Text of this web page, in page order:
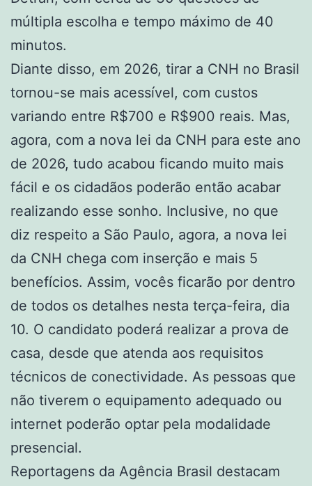
múltipla escolha e tempo máximo de 40
minutos.
Diante disso, em 2026, tirar a CNH no Brasil
tornou-se mais acessível, com custos
variando entre R$700 e R$900 reais. Mas,
agora, com a nova lei da CNH para este ano
de 2026, tudo acabou ficando muito mais
fácil e os cidadãos poderão então acabar
realizando esse sonho. Inclusive, no que
diz respeito a São Paulo, agora, a nova lei
da CNH chega com inserção e mais 5
benefícios. Assim, vocês ficarão por dentro
de todos os detalhes nesta terça-feira, dia
10. O candidato poderá realizar a prova de
casa, desde que atenda aos requisitos
técnicos de conectividade. As pessoas que
não tiverem o equipamento adequado ou
internet poderão optar pela modalidade
presencial.
Reportagens da Agência Brasil destacam